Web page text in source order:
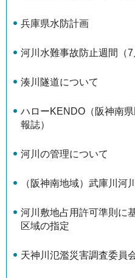
兵庫県水防計画
河川水難事故防止週間（7
湊川隧道について
ハローKENDO（阪神南
報誌）
河川の管理について
（阪神南地域）武庫川河
河川敷地占用許可準則に
区域の指定
天神川氾濫災害調査委員